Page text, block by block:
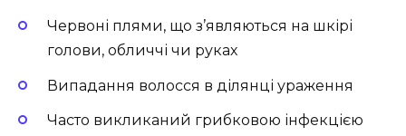
Червоні плями, що з’являються на шкірі
голови, обличчі чи руках
Випадання волосся в ділянці ураження
Часто викликаний грибковою інфекцією